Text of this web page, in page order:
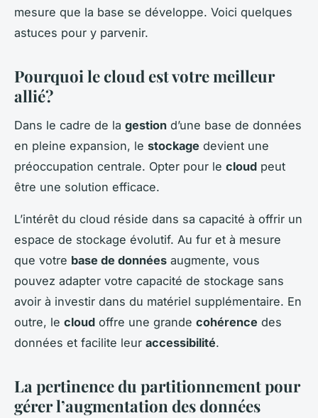
mesure que la base se développe. Voici quelques
astuces pour y parvenir.
Pourquoi lecloudest votre meilleur
allié?
Dans le cadre de la gestion d’une base de données
en pleine expansion, le stockage devient une
préoccupation centrale. Opter pour le cloud peut
être une solution efficace.
L’intérêt du cloud réside dans sa capacité à offrir un
espace de stockage évolutif. Au fur et à mesure
que votre base de données augmente, vous
pouvez adapter votre capacité de stockage sans
avoir à investir dans du matériel supplémentaire. En
outre, le cloud offre une grande cohérence des
données et facilite leur accessibilité.
La pertinence du partitionnementpour
gérer l’augmentation des données